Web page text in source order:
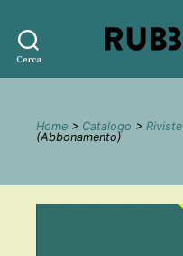
Cerca
Home > Catalogo > Riviste
(Abbonamento)